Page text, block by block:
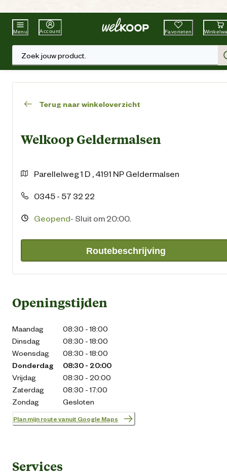
Beste WinkelketenTuin & Dier
Menu Account Favorieten
Zoek jouw product.
Terug naar winkeloverzicht
Welkoop Geldermalsen
Parellelweg1 D , 4191 NP Geldermalsen
0345 - 57 32 22
Geopend- Sluit om 20:00.
Routebeschrijving
Openingstijden
Maandag
08:30 - 18:00
Dinsdag
08:30 - 18:00
Woensdag
08:30 - 18:00
Donderdag
08:30 - 20:00
Vrijdag
08:30 - 20:00
Zaterdag
08:30 - 17:00
Zondag
Gesloten
Plan mijn route vanuit Google Maps
Services